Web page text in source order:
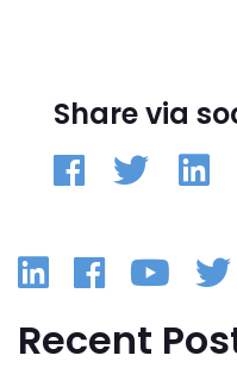
Share via
Linkedin
Facebook
Recent